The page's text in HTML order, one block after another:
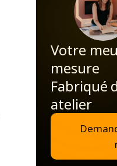
Votre
mesure
Fabriqué
atelier